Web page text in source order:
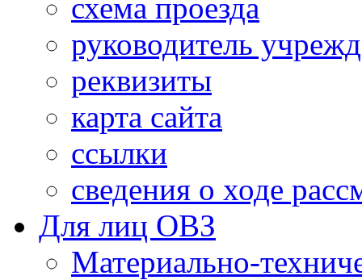
схема проезда
руководитель
реквизиты
карта сайта
ссылки
сведения о ходе
Для лиц ОВЗ
Материально-